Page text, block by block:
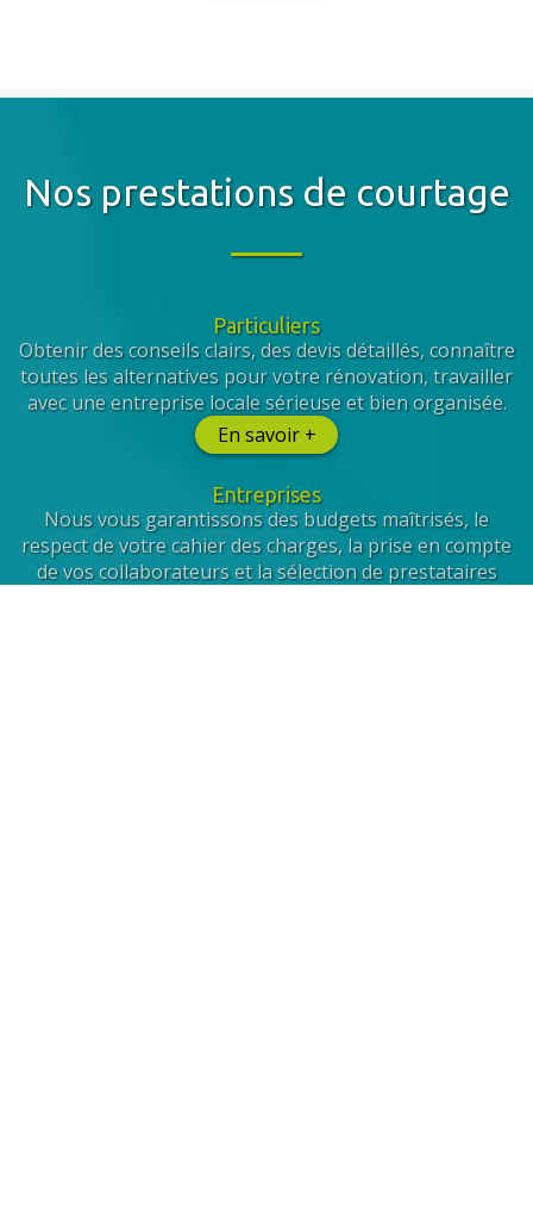
Nos prestations de courtage
Particuliers
Obtenir des conseils clairs, des devis détaillés, connaître
toutes les alternatives pour votre rénovation, travailler
avec une entreprise locale sérieuse et bien organisée.
En savoir +
Entreprises
Nous vous garantissons des budgets maîtrisés, le
respect de votre cahier des charges, la prise en compte
de vos collaborateurs et la sélection de prestataires